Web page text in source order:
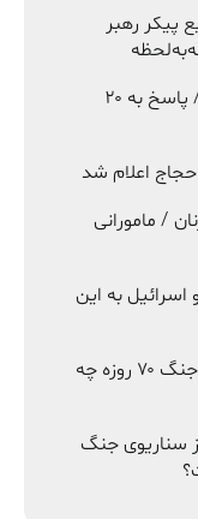
پیکر رهبر
ناو وینسنس ۲۹۱ رؤیا را سوزاند / پاسخ به ۲۰
اعلام شد
/ مامورانی
به این
برندگان پنهان جنگ خاورمیانه / جنگ ۷۰ روزه چه
سناریوی جنگ